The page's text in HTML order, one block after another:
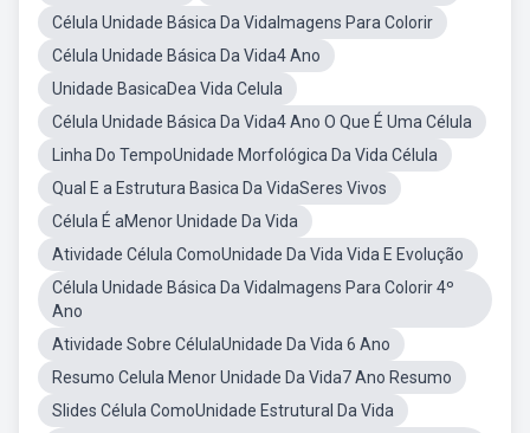
Célula Unidade Básica Da VidaImagens Para Colorir
Célula Unidade Básica Da Vida4 Ano
Unidade BasicaDea Vida Celula
Célula Unidade Básica Da Vida4 Ano O Que É Uma Célula
Linha Do TempoUnidade Morfológica Da Vida Célula
Qual E a Estrutura Basica Da VidaSeres Vivos
Célula É aMenor Unidade Da Vida
Atividade Célula ComoUnidade Da Vida Vida E Evolução
Célula Unidade Básica Da VidaImagens Para Colorir 4º
Ano
Atividade Sobre CélulaUnidade Da Vida 6 Ano
Resumo Celula Menor Unidade Da Vida7 Ano Resumo
Slides Célula ComoUnidade Estrutural Da Vida